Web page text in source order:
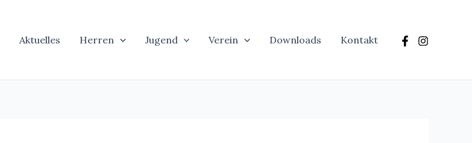
Aktuelles Herren Jugend Verein Downloads Kontakt